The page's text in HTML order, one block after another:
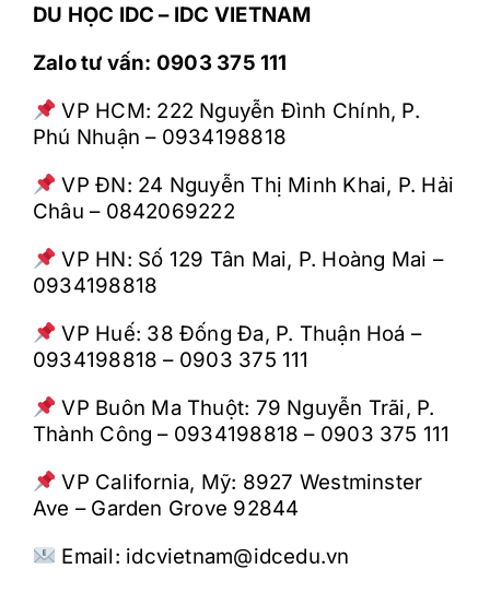
DU HỌC IDC – IDC VIETNAM
Zalo tư vấn: 0903 375 111
VP HCM: 222 Nguyễn Đình Chính, P.
Phú Nhuận – 0934198818
VP ĐN: 24 Nguyễn Thị Minh Khai, P. Hải
Châu – 0842069222
VP HN: Số 129 Tân Mai, P. Hoàng Mai –
0934198818
VP Huế: 38 Đống Đa, P. Thuận Hoá –
0934198818 – 0903 375 111
VP Buôn Ma Thuột: 79 Nguyễn Trãi, P.
Thành Công – 0934198818 – 0903 375 111
VP California, Mỹ: 8927 Westminster
Ave – Garden Grove 92844
Email: idcvietnam@idcedu.vn